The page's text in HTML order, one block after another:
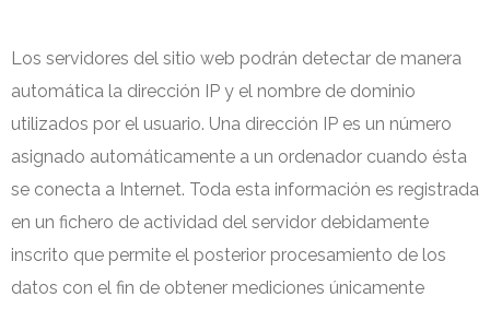
Los servidores del sitio web podrán detectar de manera
automática la dirección IP y el nombre de dominio
utilizados por el usuario. Una dirección IP es un número
asignado automáticamente a un ordenador cuando ésta
se conecta a Internet. Toda esta información es registrada
en un fichero de actividad del servidor debidamente
inscrito que permite el posterior procesamiento de los
datos con el fin de obtener mediciones únicamente